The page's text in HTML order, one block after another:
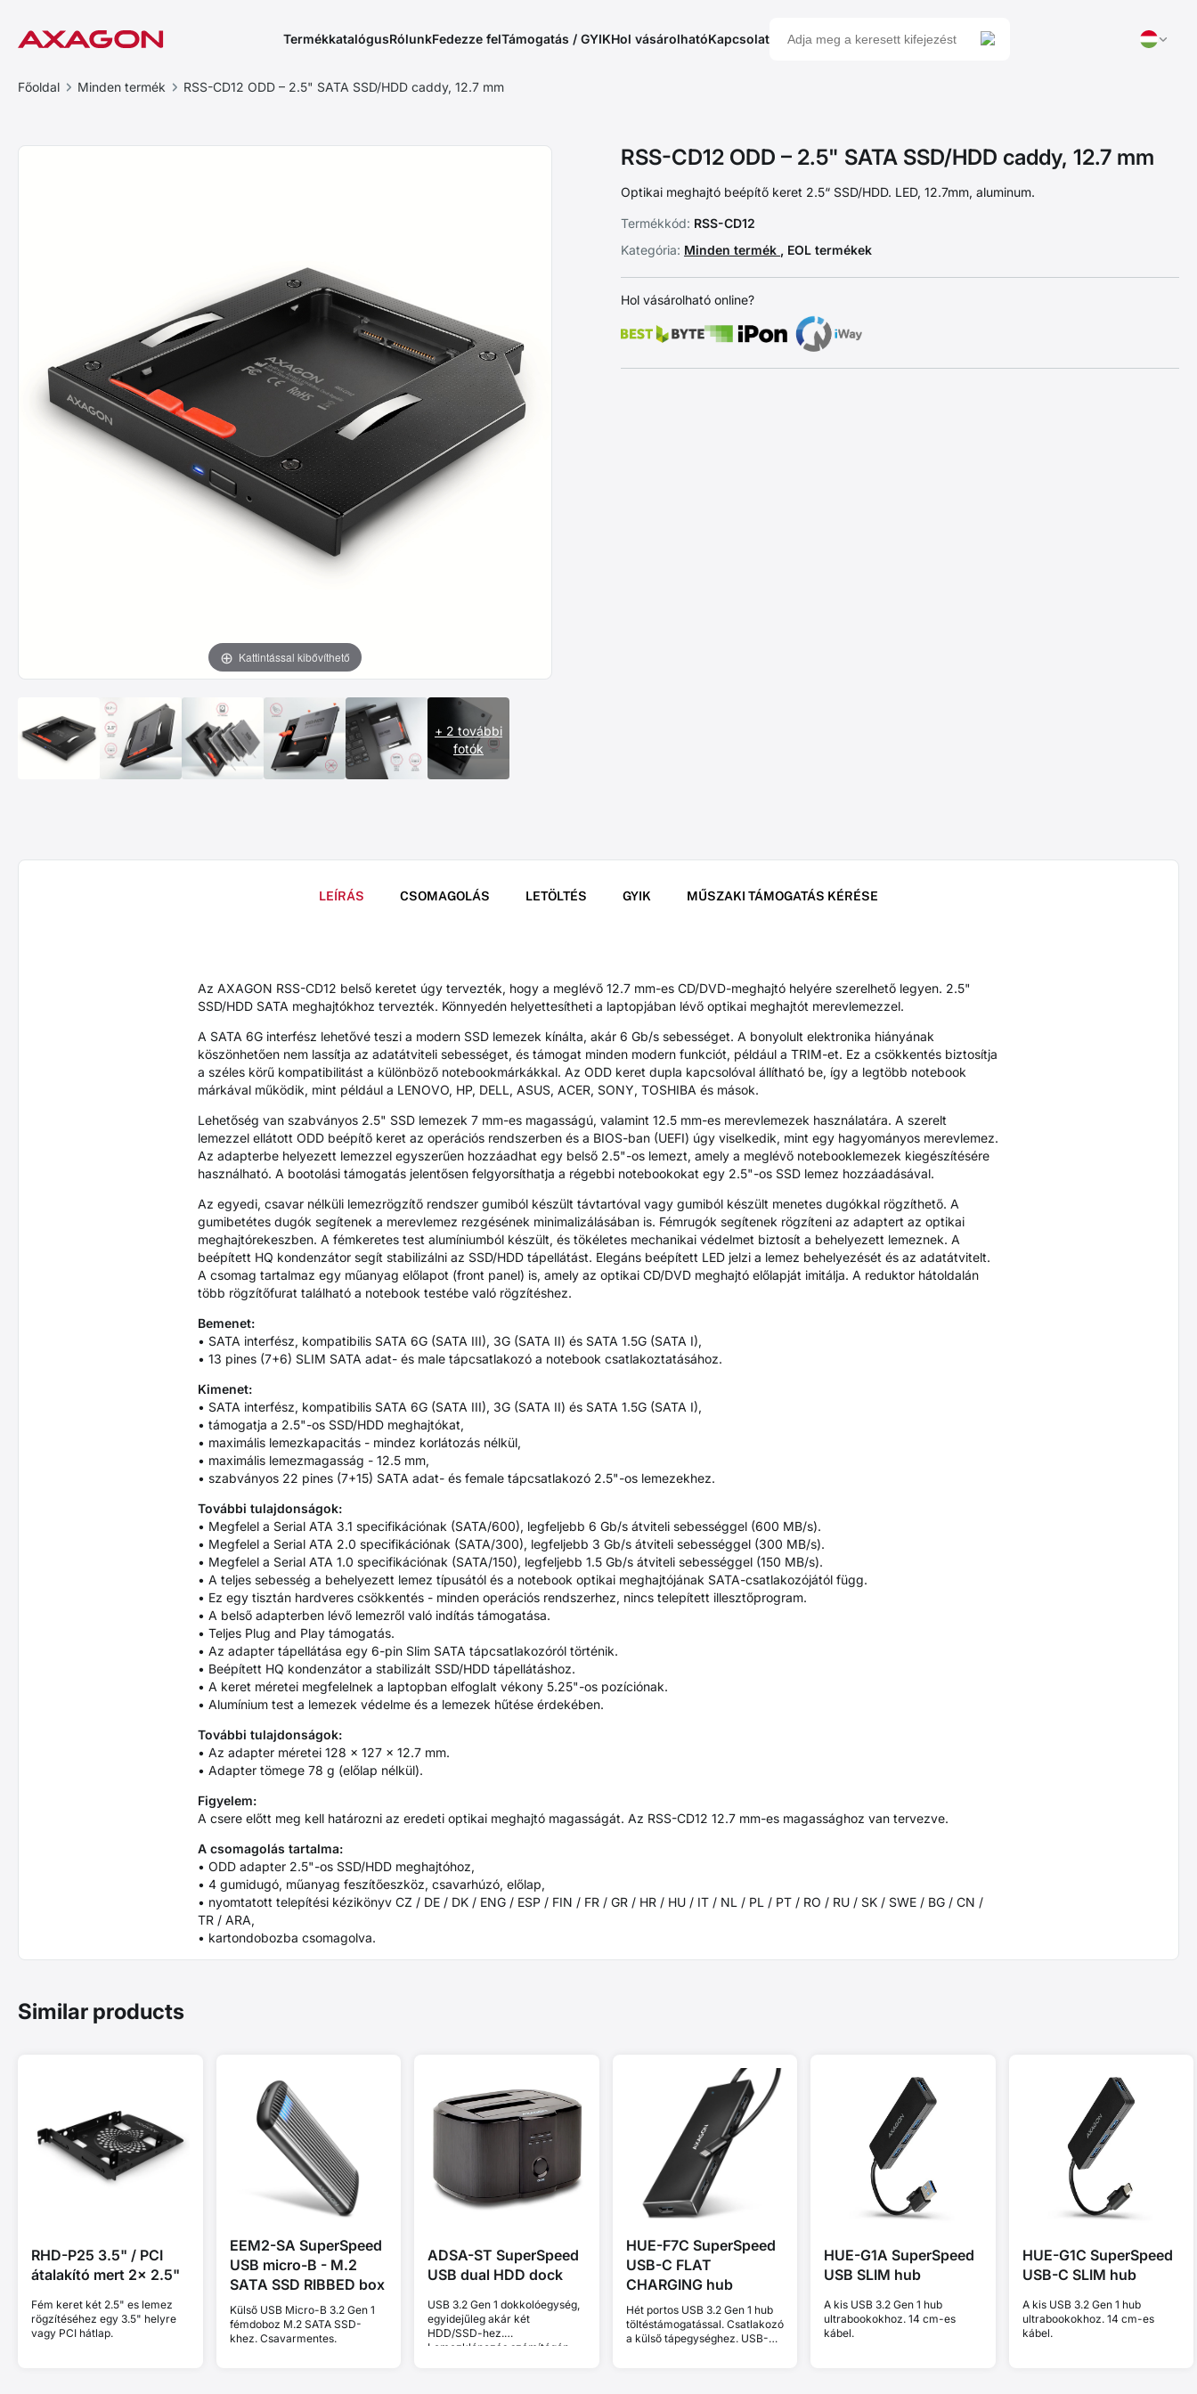
TermékkatalógusRólunkFedezze felTámogatás / GYIKHol vásárolhatóKapcsolat
Főoldal Minden termék RSS-CD12 ODD – 2.5" SATA SSD/HDD caddy, 12.7 mm
Kattintással kibővíthető
+ 2 további
fotók
RSS-CD12 ODD – 2.5" SATA SSD/HDD caddy, 12.7 mm
Optikai meghajtó beépítő keret 2.5“ SSD/HDD. LED, 12.7mm, aluminum.
Termékkód: RSS-CD12
Kategória: Minden termék , EOL termékek
Hol vásárolható online?
LEÍRÁS CSOMAGOLÁS LETÖLTÉS GYIK MŰSZAKI TÁMOGATÁS KÉRÉSE
Az AXAGON RSS-CD12 belső keretet úgy tervezték, hogy a meglévő 12.7 mm-es CD/DVD-meghajtó helyére szerelhető legyen. 2.5"
SSD/HDD SATA meghajtókhoz tervezték. Könnyedén helyettesítheti a laptopjában lévő optikai meghajtót merevlemezzel.
A SATA 6G interfész lehetővé teszi a modern SSD lemezek kínálta, akár 6 Gb/s sebességet. A bonyolult elektronika hiányának
köszönhetően nem lassítja az adatátviteli sebességet, és támogat minden modern funkciót, például a TRIM-et. Ez a csökkentés biztosítja
a széles körű kompatibilitást a különböző notebookmárkákkal. Az ODD keret dupla kapcsolóval állítható be, így a legtöbb notebook
márkával működik, mint például a LENOVO, HP, DELL, ASUS, ACER, SONY, TOSHIBA és mások.
Lehetőség van szabványos 2.5" SSD lemezek 7 mm-es magasságú, valamint 12.5 mm-es merevlemezek használatára. A szerelt
lemezzel ellátott ODD beépítő keret az operációs rendszerben és a BIOS-ban (UEFI) úgy viselkedik, mint egy hagyományos merevlemez.
Az adapterbe helyezett lemezzel egyszerűen hozzáadhat egy belső 2.5"-os lemezt, amely a meglévő notebooklemezek kiegészítésére
használható. A bootolási támogatás jelentősen felgyorsíthatja a régebbi notebookokat egy 2.5"-os SSD lemez hozzáadásával.
Az egyedi, csavar nélküli lemezrögzítő rendszer gumiból készült távtartóval vagy gumiból készült menetes dugókkal rögzíthető. A
gumibetétes dugók segítenek a merevlemez rezgésének minimalizálásában is. Fémrugók segítenek rögzíteni az adaptert az optikai
meghajtórekeszben. A fémkeretes test alumíniumból készült, és tökéletes mechanikai védelmet biztosít a behelyezett lemeznek. A
beépített HQ kondenzátor segít stabilizálni az SSD/HDD tápellátást. Elegáns beépített LED jelzi a lemez behelyezését és az adatátvitelt.
A csomag tartalmaz egy műanyag előlapot (front panel) is, amely az optikai CD/DVD meghajtó előlapját imitálja. A reduktor hátoldalán
több rögzítőfurat található a notebook testébe való rögzítéshez.
Bemenet:
• SATA interfész, kompatibilis SATA 6G (SATA III), 3G (SATA II) és SATA 1.5G (SATA I),
• 13 pines (7+6) SLIM SATA adat- és male tápcsatlakozó a notebook csatlakoztatásához.
Kimenet:
• SATA interfész, kompatibilis SATA 6G (SATA III), 3G (SATA II) és SATA 1.5G (SATA I),
• támogatja a 2.5"-os SSD/HDD meghajtókat,
• maximális lemezkapacitás - mindez korlátozás nélkül,
• maximális lemezmagasság - 12.5 mm,
• szabványos 22 pines (7+15) SATA adat- és female tápcsatlakozó 2.5"-os lemezekhez.
További tulajdonságok:
• Megfelel a Serial ATA 3.1 specifikációnak (SATA/600), legfeljebb 6 Gb/s átviteli sebességgel (600 MB/s).
• Megfelel a Serial ATA 2.0 specifikációnak (SATA/300), legfeljebb 3 Gb/s átviteli sebességgel (300 MB/s).
• Megfelel a Serial ATA 1.0 specifikációnak (SATA/150), legfeljebb 1.5 Gb/s átviteli sebességgel (150 MB/s).
• A teljes sebesség a behelyezett lemez típusától és a notebook optikai meghajtójának SATA-csatlakozójától függ.
• Ez egy tisztán hardveres csökkentés - minden operációs rendszerhez, nincs telepített illesztőprogram.
• A belső adapterben lévő lemezről való indítás támogatása.
• Teljes Plug and Play támogatás.
• Az adapter tápellátása egy 6-pin Slim SATA tápcsatlakozóról történik.
• Beépített HQ kondenzátor a stabilizált SSD/HDD tápellátáshoz.
• A keret méretei megfelelnek a laptopban elfoglalt vékony 5.25"-os pozíciónak.
• Alumínium test a lemezek védelme és a lemezek hűtése érdekében.
További tulajdonságok:
• Az adapter méretei 128 x 127 x 12.7 mm.
• Adapter tömege 78 g (előlap nélkül).
Figyelem:
A csere előtt meg kell határozni az eredeti optikai meghajtó magasságát. Az RSS-CD12 12.7 mm-es magassághoz van tervezve.
A csomagolás tartalma:
• ODD adapter 2.5"-os SSD/HDD meghajtóhoz,
• 4 gumidugó, műanyag feszítőeszköz, csavarhúzó, előlap,
• nyomtatott telepítési kézikönyv CZ / DE / DK / ENG / ESP / FIN / FR / GR / HR / HU / IT / NL / PL / PT / RO / RU / SK / SWE / BG / CN /
TR / ARA,
• kartondobozba csomagolva.
Similar products
RHD-P25 3.5" / PCI
átalakító mert 2x 2.5"
Fém keret két 2.5" es lemez
rögzítéséhez egy 3.5" helyre
vagy PCI hátlap.
EEM2-SA SuperSpeed
USB micro-B - M.2
SATA SSD RIBBED box
Külső USB Micro-B 3.2 Gen 1
fémdoboz M.2 SATA SSD-
khez. Csavarmentes.
ADSA-ST SuperSpeed
USB dual HDD dock
USB 3.2 Gen 1 dokkolóegység,
egyidejűleg akár két
HDD/SSD-hez.
Lemezklónozás számítógép
HUE-F7C SuperSpeed
USB-C FLAT
CHARGING hub
Hét portos USB 3.2 Gen 1 hub
töltéstámogatással. Csatlakozó
a külső tápegységhez. USB-C
HUE-G1A SuperSpeed
USB SLIM hub
A kis USB 3.2 Gen 1 hub
ultrabookokhoz. 14 cm-es
kábel.
HUE-G1C SuperSpeed
USB-C SLIM hub
A kis USB 3.2 Gen 1 hub
ultrabookokhoz. 14 cm-es
kábel.